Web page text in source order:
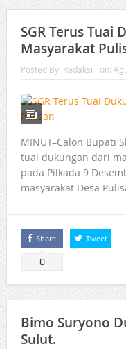
SGR Terus Tuai
Masyarakat
Posted By: Redaksi on:
MINUT–Calon Bupati
tuai dukungan dari
pada Pilkada 9
masyarakat Desa
Share
0
Tweet
Bimo Suryono
Sulut.